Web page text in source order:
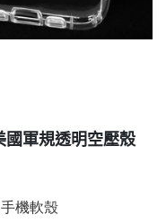
國軍規透明空壓殼
機軟殼